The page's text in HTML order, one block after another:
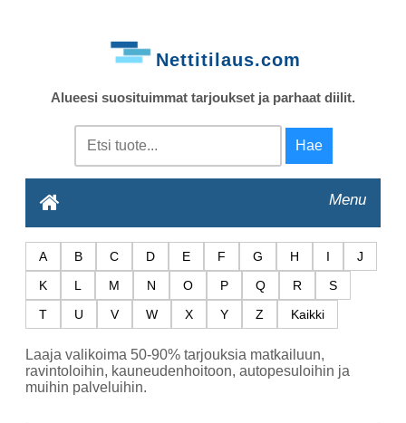
Nettitilaus.com
Alueesi suosituimmat tarjoukset ja parhaat diilit.
Menu
A B C D E F G H I
J
K
L M N O P Q R
S
T
U V W X Y Z Kaikki
Laaja valikoima 50-90% tarjouksia matkailuun,
ravintoloihin, kauneudenhoitoon, autopesuloihin ja
muihin palveluihin.